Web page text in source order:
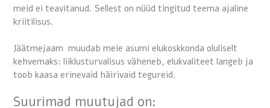
meid ei teavitanud. Sellest on nüüd tingitud teema ajaline
kriitilisus.
Jäätmejaam muudab meie asumi elukoskkonda oluliselt
kehvemaks: liiklusturvalisus väheneb, elukvaliteet langeb ja
toob kaasa erinevaid häirivaid tegureid.
Suurimad muutujad on: